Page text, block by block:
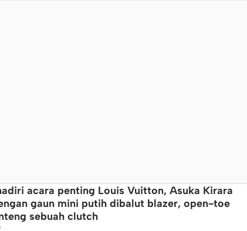
acara penting Louis Vuitton, Asuka Kirara
gaun mini putih dibalut blazer, open-toe
sebuah clutch